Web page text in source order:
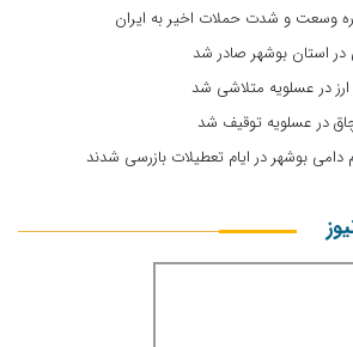
وسعت و شدت حملات اخیر به ایران
استان بوشهر صادر شد
در عسلویه توقیف شد
دامی بوشهر در ایام تعطیلات بازرسی شدند